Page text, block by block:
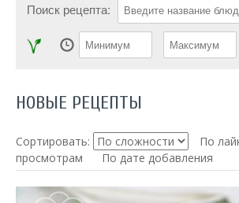
Поиск рецепта:
НОВЫЕ РЕЦЕПТЫ
Сортировать: По
просмотрам
По дате добавления